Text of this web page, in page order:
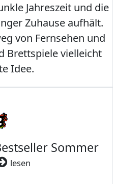
Jahreszeit und die
Zuhause aufhält.
von Fernsehen und
Brettspiele vielleicht
Idee.
Sommer
lesen